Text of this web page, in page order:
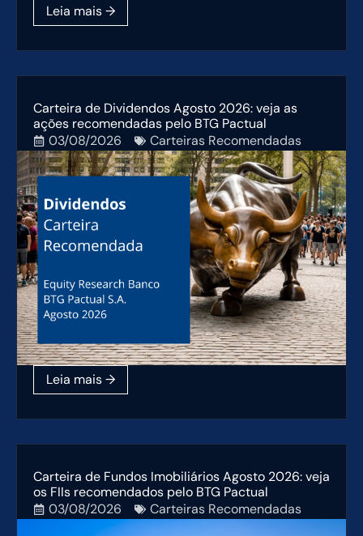
Carteira de Dividendos Agosto 2026: veja as
ações recomendadas pelo BTG Pactual
03/08/2026
Carteiras Recomendadas
Carteira de Fundos Imobiliários Agosto 2026: veja
os FIIs recomendados pelo BTG Pactual
03/08/2026
Carteiras Recomendadas